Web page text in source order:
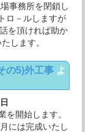
事務所を閉鎖し
ロ－ルしますが
を頂ければ助か
します。
の5)外工事 よ
を開始します。
には完成いたし